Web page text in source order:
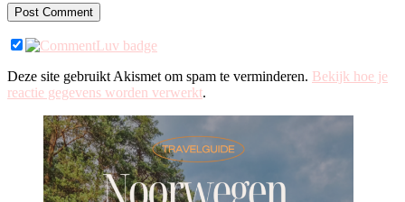
Deze site gebruikt Akismet om spam te verminderen. Bekijk hoe je
reactie gegevens worden verwerkt.